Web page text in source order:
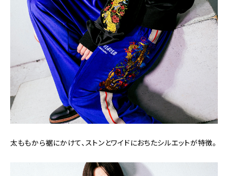
太ももから裾にかけて、ストンとワイドにおちたシルエットが特徴。